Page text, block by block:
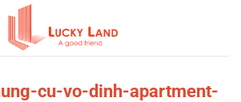
cu-vo-dinh-apartment-